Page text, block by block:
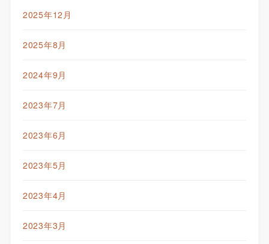
2025年12月
2025年8月
2024年9月
2023年7月
2023年6月
2023年5月
2023年4月
2023年3月